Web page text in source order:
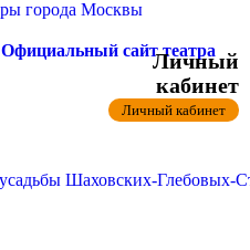
города Москвы
сайт театра
Шаховских-
Личный
кабинет
Личный кабинет